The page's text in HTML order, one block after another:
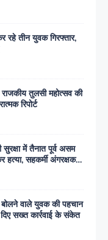
रहे तीन युवक गिरफ्तार,
तुलसी महोत्सव की
रिपोर्ट
सुरक्षा में तैनात पूर्व असम
हत्या, सहकर्मी अंगरक्षक
वाले युवक की पहचान
सख्त कार्रवाई के संकेत